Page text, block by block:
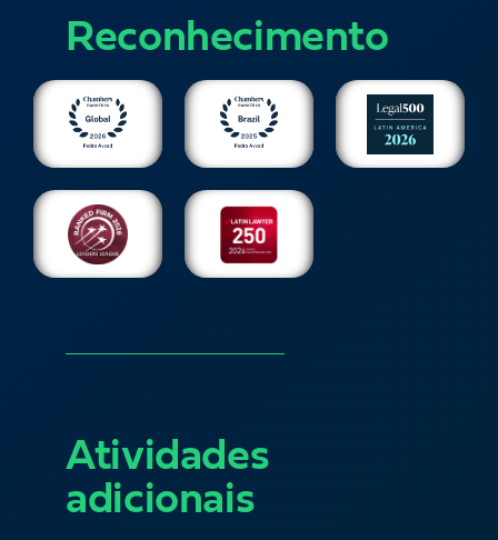
Reconhecimento
Atividades
adicionais